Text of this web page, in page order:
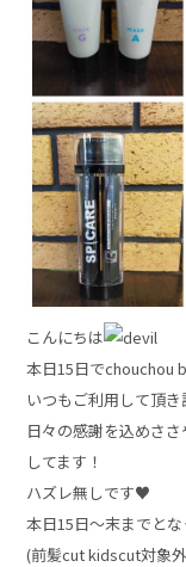
こんにちは
本日15日でchouchou
いつもご利用して頂き
日々の感謝を込めさ
してます！
ハズレ無しです♥
本日15日〜末までとな
(前髪cut kidscut対象